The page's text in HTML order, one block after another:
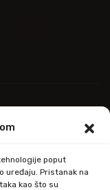
poput
uređaju. Pristanak na
kao što su